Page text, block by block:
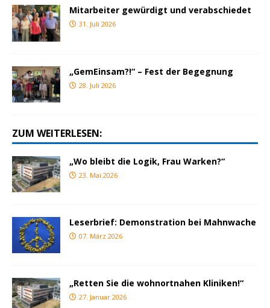
Mitarbeiter gewürdigt und verabschiedet
31. Juli 2026
„GemEinsam?!“ – Fest der Begegnung
28. Juli 2026
ZUM WEITERLESEN:
„Wo bleibt die Logik, Frau Warken?“
23. Mai 2026
Leserbrief: Demonstration bei Mahnwache
07. März 2026
„Retten Sie die wohnortnahen Kliniken!“
27. Januar 2026